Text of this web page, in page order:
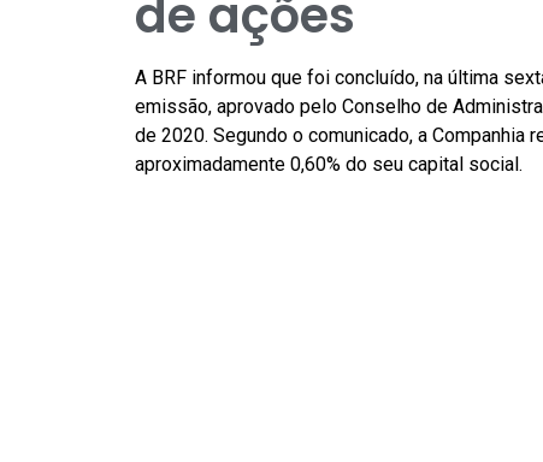
de ações
A BRF informou que foi concluído, na última
emissão, aprovado pelo Conselho de
de 2020. Segundo o comunicado, a
aproximadamente 0,60% do seu capital social.